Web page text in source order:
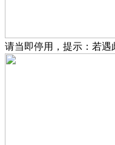
请当即停用，提示：若遇